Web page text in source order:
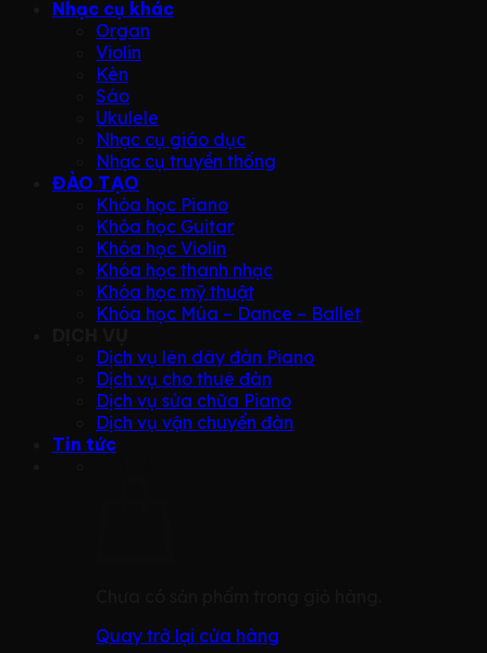
Nhạc cụ khác
Organ
Violin
Kèn
Sáo
Ukulele
Nhạc cụ giáo dục
Nhạc cụ truyền thống
ĐÀO TẠO
Khóa học Piano
Khóa học Guitar
Khóa học Violin
Khóa học thanh nhạc
Khóa học mỹ thuật
Khóa học Múa – Dance – Ballet
Dịch vụ lên dây đàn Piano
Dịch vụ cho thuê đàn
Dịch vụ sửa chữa Piano
Dịch vụ vận chuyển đàn
Tin tức
Quay trở lại cửa hàng